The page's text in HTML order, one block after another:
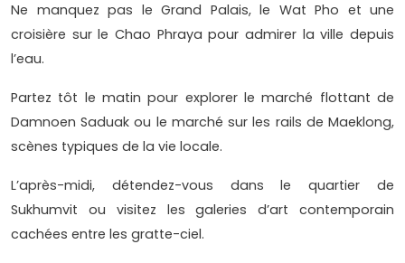
Ne manquez pas le Grand Palais, le Wat Pho et une
croisière sur le Chao Phraya pour admirer la ville depuis
l’eau.
Partez tôt le matin pour explorer le marché flottant de
Damnoen Saduak ou le marché sur les rails de Maeklong,
scènes typiques de la vie locale.
L’après-midi, détendez-vous dans le quartier de
Sukhumvit ou visitez les galeries d’art contemporain
cachées entre les gratte-ciel.